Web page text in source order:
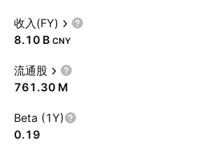
收入(FY)
‪8.10 B‬ CNY
流通股
‪761.30 M‬
Beta (1Y)
0.19